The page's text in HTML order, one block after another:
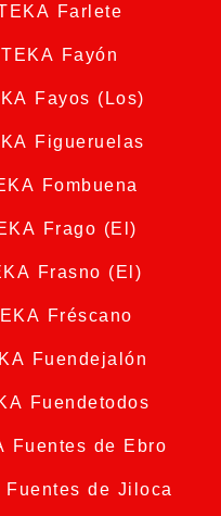
Farlete
Fayón
Fayos (Los)
Figueruelas
Fombuena
Frago (El)
Frasno (El)
Fréscano
Fuendejalón
Fuendetodos
Fuentes de Ebro
de Jiloca